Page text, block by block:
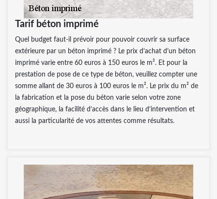
Tarif béton imprimé
Quel budget faut-il prévoir pour pouvoir couvrir sa surface
extérieure par un béton imprimé ? Le prix d’achat d’un béton
imprimé varie entre 60 euros à 150 euros le m². Et pour la
prestation de pose de ce type de béton, veuillez compter une
somme allant de 30 euros à 100 euros le m². Le prix du m² de
la fabrication et la pose du béton varie selon votre zone
géographique, la facilité d’accès dans le lieu d’intervention et
aussi la particularité de vos attentes comme résultats.